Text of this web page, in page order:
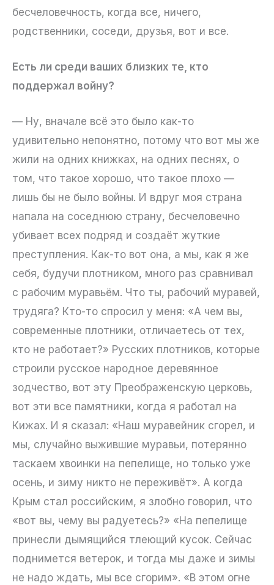
бесчеловечность, когда все, ничего,
родственники, соседи, друзья, вот и все.
Есть ли среди ваших близких те, кто
поддержал войну?
— Ну, вначале всё это было как-то
удивительно непонятно, потому что вот мы же
жили на одних книжках, на одних песнях, о
том, что такое хорошо, что такое плохо —
лишь бы не было войны. И вдруг моя страна
напала на соседнюю страну, бесчеловечно
убивает всех подряд и создаёт жуткие
преступления. Как-то вот она, а мы, как я же
себя, будучи плотником, много раз сравнивал
с рабочим муравьём. Что ты, рабочий муравей,
трудяга? Кто-то спросил у меня: «А чем вы,
современные плотники, отличаетесь от тех,
кто не работает?» Русских плотников, которые
строили русское народное деревянное
зодчество, вот эту Преображенскую церковь,
вот эти все памятники, когда я работал на
Кижах. И я сказал: «Наш муравейник сгорел, и
мы, случайно выжившие муравьи, потерянно
таскаем хвоинки на пепелище, но только уже
осень, и зиму никто не переживёт». А когда
Крым стал российским, я злобно говорил, что
«вот вы, чему вы радуетесь?» «На пепелище
принесли дымящийся тлеющий кусок. Сейчас
поднимется ветерок, и тогда мы даже и зимы
не надо ждать, мы все сгорим». «В этом огне